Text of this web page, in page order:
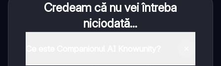
Credeam că nu vei întreba
niciodată...